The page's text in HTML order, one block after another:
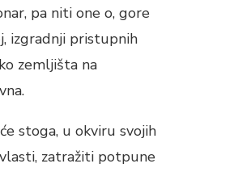
pa niti one o, gore
izgradnji pristupnih
zemljišta na
stoga, u okviru svojih
zatražiti potpune